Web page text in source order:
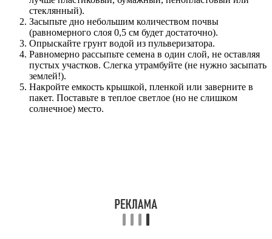
стеклянный).
Засыпьте дно небольшим количеством почвы
(равномерного слоя 0,5 см будет достаточно).
Опрыскайте грунт водой из пульверизатора.
Равномерно рассыпьте семена в один слой, не оставляя
пустых участков. Слегка утрамбуйте (не нужно засыпать
землей!).
Накройте емкость крышкой, пленкой или заверните в
пакет. Поставьте в теплое светлое (но не слишком
солнечное) место.